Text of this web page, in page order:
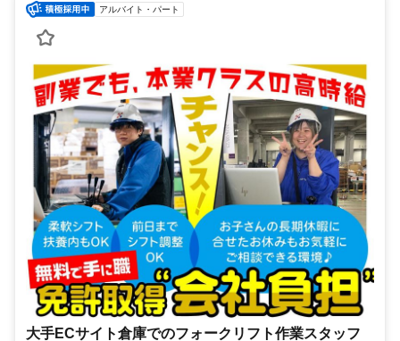
アルバイト・パート
大手ECサイト倉庫でのフォークリフト作業スタッフ